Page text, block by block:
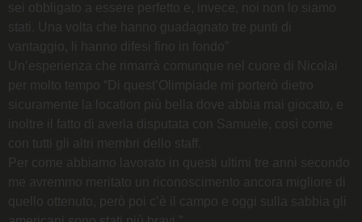
sei obbligato a essere perfetto e, invece, noi non lo siamo
stati. Una volta che hanno guadagnato tre punti di
vantaggio, li hanno difesi fino in fondo”
Un’esperienza che rimarrà comunque nel cuore di Nicolai
per molto tempo “Di quest’Olimpiade mi porterò dietro
sicuramente la location più bella dove abbia mai giocato, e
inoltre il fatto di averla disputata con Samuele, così come
con tutti gli altri membri dello staff.
Per come abbiamo lavorato in questi ultimi tre anni secondo
me avremmo meritato un riconoscimento ancora migliore di
quello ottenuto, però poi c’è il campo e oggi sulla sabbia gli